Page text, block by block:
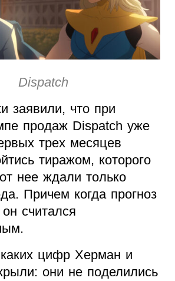
Dispatch
заявили, что при
продаж Dispatch уже
трех месяцев
тиражом, которого
нее ждали только
Причем когда прогноз
считался
цифр Херман и
они не поделились